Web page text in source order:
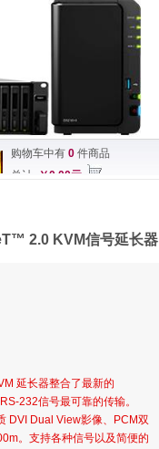
购物车中有 0 件商品
总计
￥0.00元
2.0 KVM信号延长器
延长器整合了最新的
232信号最可靠的传输。
DVI Dual View影像、PCM双
。支持各种信号以及简便的